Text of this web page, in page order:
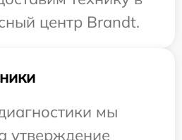
центр Brandt.
мы
утверждение